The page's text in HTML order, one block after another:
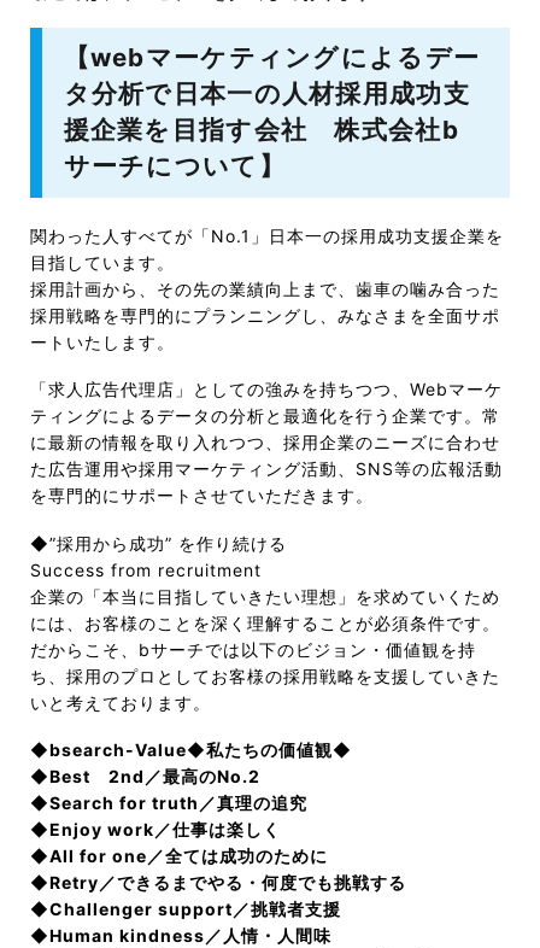
【webマーケティングによるデー
タ分析で日本一の人材採用成功支
援企業を目指す会社 株式会社b
サーチについて】
関わった人すべてが「No.1」日本一の採用成功支援企業を
目指しています。
採用計画から、その先の業績向上まで、歯車の噛み合った
採用戦略を専門的にプランニングし、みなさまを全面サポ
ートいたします。
「求人広告代理店」としての強みを持ちつつ、Webマーケ
ティングによるデータの分析と最適化を行う企業です。常
に最新の情報を取り入れつつ、採用企業のニーズに合わせ
た広告運用や採用マーケティング活動、SNS等の広報活動
を専門的にサポートさせていただきます。
◆”採用から成功” を作り続ける
Success from recruitment
企業の「本当に目指していきたい理想」を求めていくため
には、お客様のことを深く理解することが必須条件です。
だからこそ、bサーチでは以下のビジョン・価値観を持
ち、採用のプロとしてお客様の採用戦略を支援していきた
いと考えております。
◆bsearch-Value◆私たちの価値観◆
◆Best 2nd／最高のNo.2
◆Search for truth／真理の追究
◆Enjoy work／仕事は楽しく
◆All for one／全ては成功のために
◆Retry／できるまでやる・何度でも挑戦する
◆Challenger support／挑戦者支援
◆Human kindness／人情・人間味